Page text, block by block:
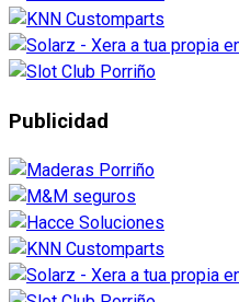
Publicidad